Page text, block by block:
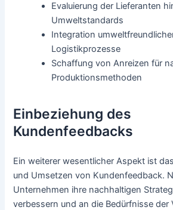
Evaluierung der Lieferanten
Umweltstandards
Integration
Logistikprozesse
Schaffung von Anreizen für
Produktionsmethoden
Einbeziehung des
Kundenfeedbacks
Ein weiterer wesentlicher Aspekt ist
und Umsetzen von Kundenfeedback.
Unternehmen ihre nachhaltigen
verbessern und an die Bedürfnisse der